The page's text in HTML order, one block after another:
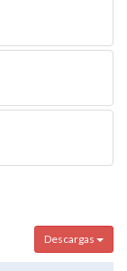
Descargas